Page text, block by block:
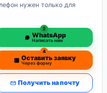
нужен только для
2
WhatsApp
Написать нам
4
Оставить заявку
Через форму
Получить на почту